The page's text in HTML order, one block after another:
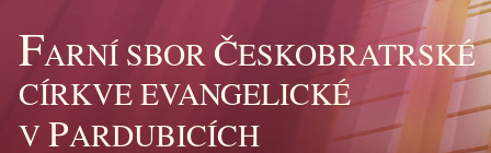
FARNÍ SBOR ČESKOBRATRSKÉ
CÍRKVE EVANGELICKÉ
VPARDUBICÍCH